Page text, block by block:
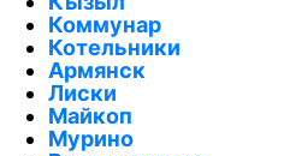
Коммунар
Котельники
Армянск
Лиски
Майкоп
Мурино